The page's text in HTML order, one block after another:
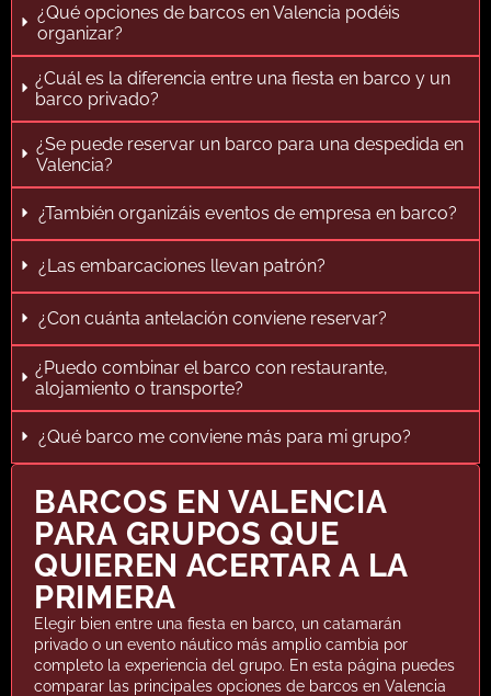
¿Qué opciones de barcos en Valencia podéis
organizar?
¿Cuál es la diferencia entre una fiesta en barco y un
barco privado?
¿Se puede reservar un barco para una despedida en
Valencia?
¿También organizáis eventos de empresa en barco?
¿Las embarcaciones llevan patrón?
¿Con cuánta antelación conviene reservar?
¿Puedo combinar el barco con restaurante,
alojamiento o transporte?
¿Qué barco me conviene más para mi grupo?
BARCOS EN VALENCIA
PARA GRUPOS QUE
QUIEREN ACERTAR A LA
PRIMERA
Elegir bien entre una fiesta en barco, un catamarán
privado o un evento náutico más amplio cambia por
completo la experiencia del grupo. En esta página puedes
comparar las principales opciones de barcos en Valencia